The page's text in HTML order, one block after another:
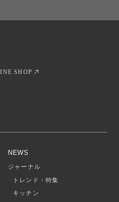
SHOP
NEWS
ジャーナル
トレンド・特集
キッチン